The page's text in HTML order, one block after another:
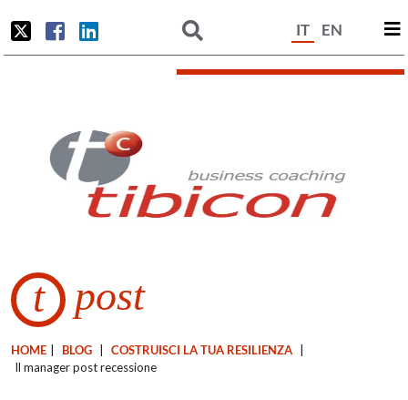
IT EN
t post
HOME BLOG COSTRUISCI LA TUA RESILIENZA
Il manager post recessione